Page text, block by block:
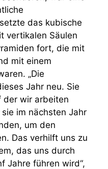
das kubische
vertikalen Säulen
fort, die mit
mit einem
„Die
Jahr neu. Sie
der wir arbeiten
im nächsten Jahr
um den
Das verhilft uns zu
das uns durch
Jahre führen wird“,